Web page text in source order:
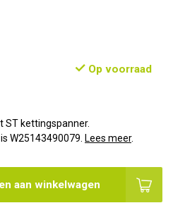
Op voorraad
ST kettingspanner.
W25143490079. Lees meer.
aan winkelwagen